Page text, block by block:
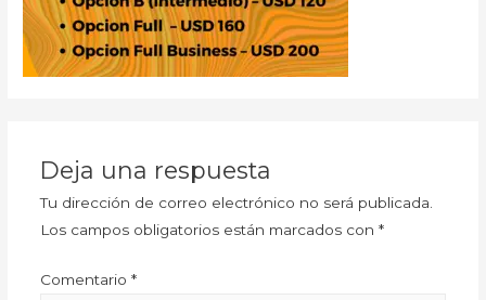
Deja una respuesta
Tu dirección de correo electrónico no será publicada.
Los campos obligatorios están marcados con *
Comentario *